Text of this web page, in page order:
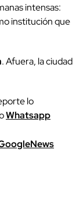
intensas:
institución que
. Afuera, la ciudad
lo
Whatsapp
oogleNews